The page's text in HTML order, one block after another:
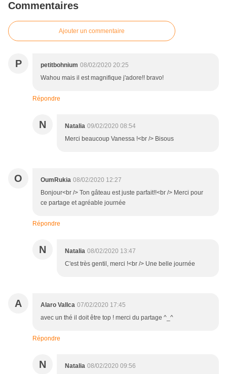
Commentaires
Ajouter un commentaire
P petitbohnium 08/02/2020 20:25
Wahou mais il est magnifique j'adore!! bravo!
Répondre
N Natalia 09/02/2020 08:54
Merci beaucoup Vanessa !<br /> Bisous
O OumRukia 08/02/2020 12:27
Bonjour<br /> Ton gâteau est juste parfait!!<br /> Merci pour
ce partage et agréable journée
Répondre
N Natalia 08/02/2020 13:47
C'est très gentil, merci !<br /> Une belle journée
A Alaro Vallca 07/02/2020 17:45
avec un thé il doit être top ! merci du partage ^_^
Répondre
N Natalia 08/02/2020 09:56